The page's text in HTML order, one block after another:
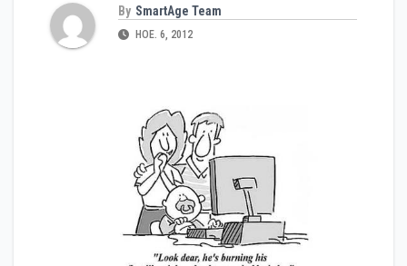
By SmartAge Team
НОЕ. 6, 2012